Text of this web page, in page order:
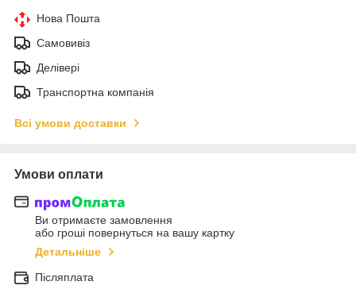
Нова Пошта
Самовивіз
Делівері
Транспортна компанія
Всі умови доставки
Умови оплати
Ви отримаєте замовлення
або гроші повернуться на вашу картку
Детальніше
Післяплата